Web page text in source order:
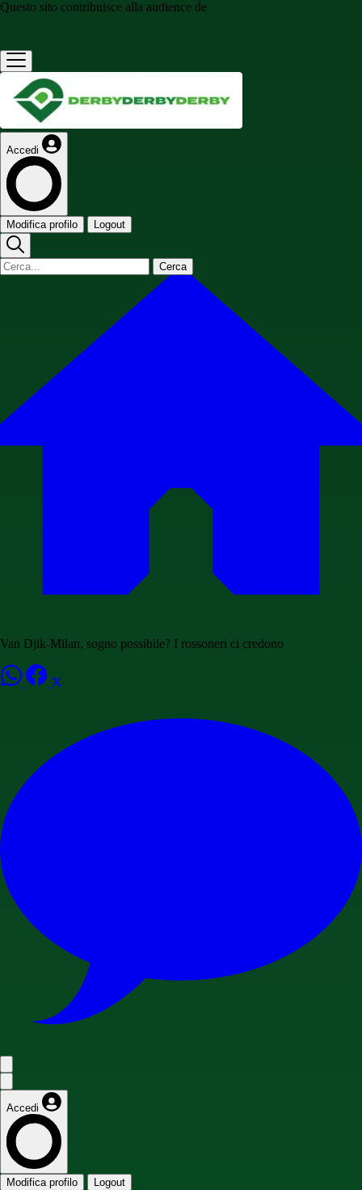
Questo sito contribuisce alla audience de
Accedi
Modifica profilo Logout
Cerca
Van Djik-Milan, sogno possibile? I rossoneri ci credono
Accedi
Modifica profilo Logout